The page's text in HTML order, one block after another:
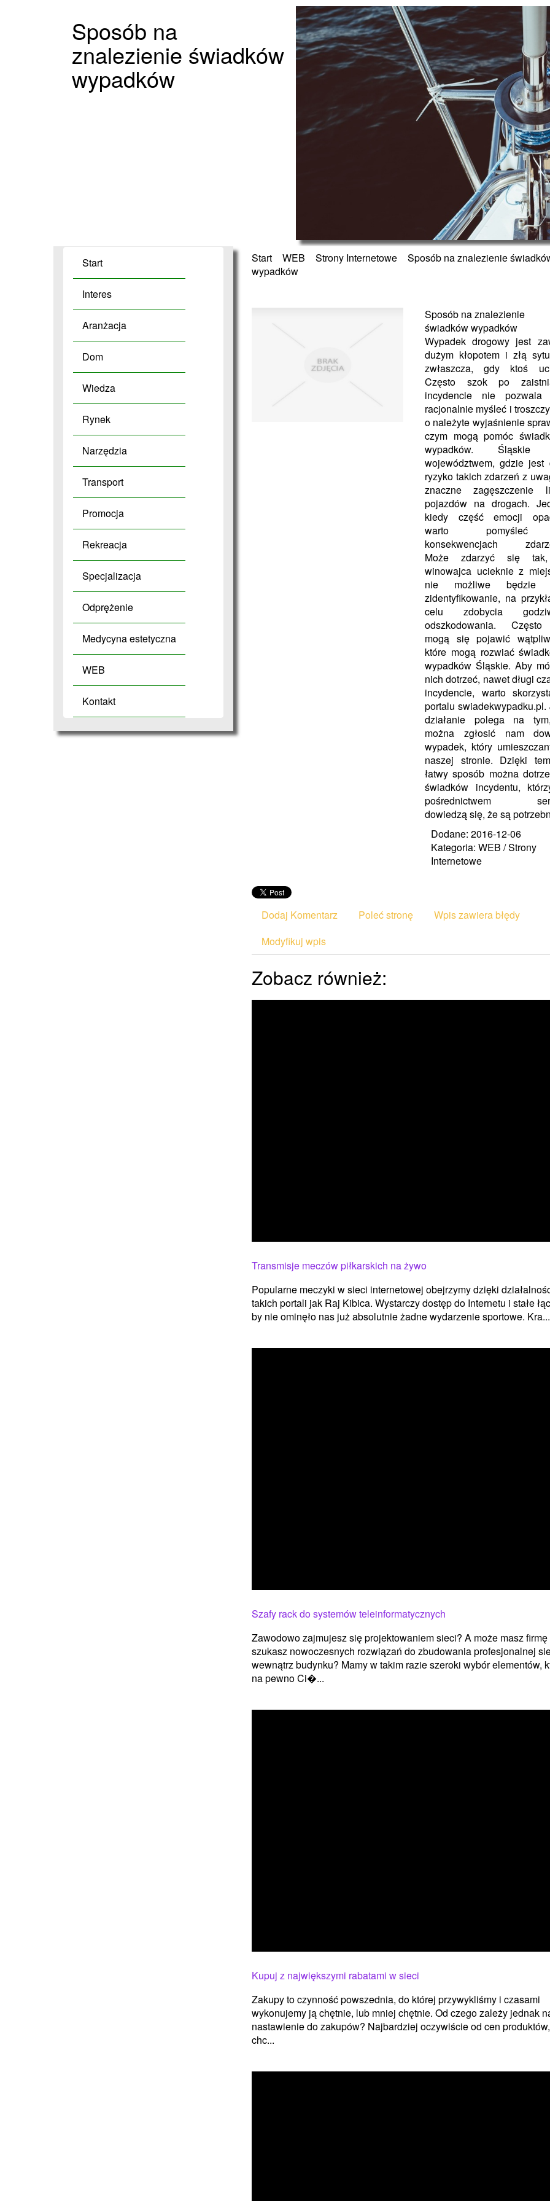
Sposób na
znalezienie świadków
wypadków
Start
Interes
Aranżacja
Dom
Wiedza
Rynek
Narzędzia
Transport
Promocja
Rekreacja
Specjalizacja
Odprężenie
Medycyna estetyczna
WEB
Kontakt
Start» WEB Strony Internetowe» Sposób na znalezienie
wypadków
Sposób na znalezienie
świadków wypadków
Wypadek drogowy jest
dużym kłopotem i złą
zwłaszcza, gdy ktoś
Często szok po
incydencie nie pozwala
racjonalnie myśleć i
o należyte wyjaśnienie
czym mogą pomóc
wypadków. Śląskie
województwem, gdzie jest
ryzyko takich zdarzeń z
znaczne zagęszczenie
pojazdów na drogach.
kiedy część emocji
warto
konsekwencjach
Może zdarzyć się
winowajca ucieknie z
nie możliwe będzie
zidentyfikowanie, na
celu zdobycia
odszkodowania.
mogą się pojawić
które mogą rozwiać
wypadków Śląskie. Aby
nich dotrzeć, nawet długi
incydencie, warto
portalu swiadekwypadku.pl.
działanie polega na
można zgłosić nam
wypadek, który
naszej stronie. Dzięki
łatwy sposób można
świadków incydentu,
pośrednictwem
dowiedzą się, że są
Dodane: 2016-12-06
Kategoria: WEB / Strony
Internetowe
Dodaj Komentarz Poleć stronę
Wpis zawiera błędy
Modyfikuj wpis
Zobacz również:
Transmisje meczów piłkarskich na żywo
Popularne meczyki w sieci internetowej obejrzymy dzięki
takich portali jak Raj Kibica. Wystarczy dostęp do Internetu i stałe
by nie ominęło nas już absolutnie żadne wydarzenie sportowe. Kra...
Szafy rack do systemów teleinformatycznych
Zawodowo zajmujesz się projektowaniem sieci? A może masz firmę
szukasz nowoczesnych rozwiązań do zbudowania profesjonalnej
wewnątrz budynku? Mamy w takim razie szeroki wybór elementów,
na pewno Ci�...
Kupuj z największymi rabatami w sieci
Zakupy to czynność powszednia, do której przywykliśmy i czasami
wykonujemy ją chętnie, lub mniej chętnie. Od czego zależy jednak
nastawienie do zakupów? Najbardziej oczywiście od cen
chc...